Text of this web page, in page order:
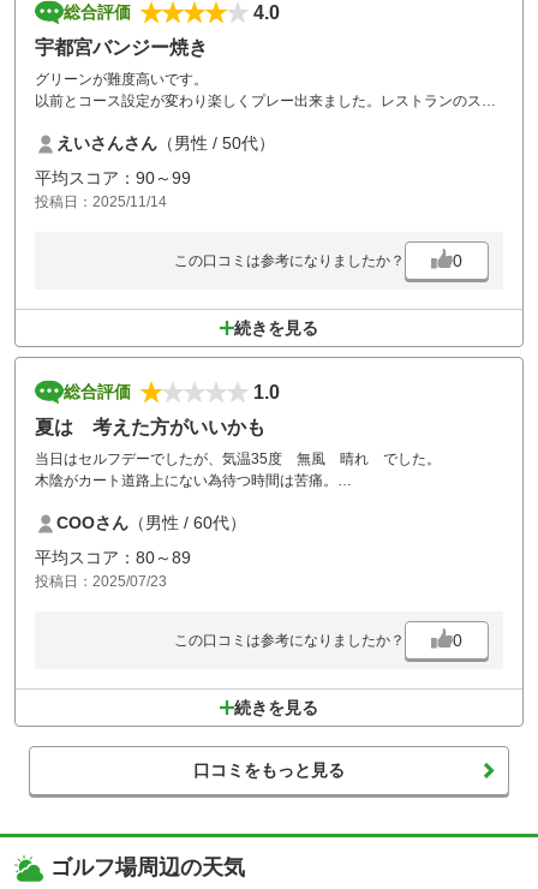
総合評価
4.0
宇都宮バンジー焼き
グリーンが難度高いです。
以前とコース設定が変わり楽しくプレー出来ました。レストランのスタ
宇都宮はバンジー焼きが美味しいです。
古いゴルフ場ですがこれからも利用します。
えいさんさん （男性 / 50代）
平均スコア：90～99
投稿日：2025/11/14
この口コミは参考になりましたか？ 0
続きを見る
総合評価
1.0
夏は 考えた方がいいかも
当日はセルフデーでしたが、気温35度 無風 晴れ でした。
木陰がカート道路上にない為待つ時間は苦痛。
予約した私がバカでした。
仲間3人に対して申し訳ないです。
COOさん （男性 / 60代）
平均スコア：80～89
投稿日：2025/07/23
この口コミは参考になりましたか？ 0
続きを見る
口コミをもっと見る
ゴルフ場周辺の天気